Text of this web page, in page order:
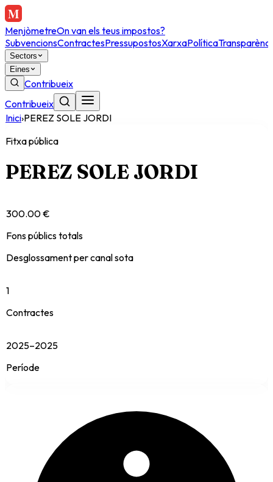
MenjòmetreOn van els teus impostos?
SubvencionsContractesPressupostosXarxaPolítica
Sectors
Eines
Contribueix
Contribueix
Inici›PEREZ SOLE JORDI
Fitxa pública
PEREZ SOLE JORDI
300.00 €
Fons públics totals
Desglossament per canal sota
1
Contractes
2025–2025
Període